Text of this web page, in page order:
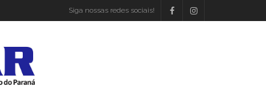
Siga nossas redes sociais!